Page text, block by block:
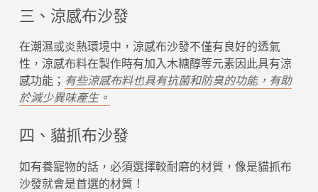
三、涼感布沙發
在潮濕或炎熱環境中，涼感布沙發不僅有良好的透氣
性，涼感布料在製作時有加入木糖醇等元素因此具有涼
感功能； 有些涼感布料也具有抗菌和防臭的功能，有助
於減少異味產生。
四、貓抓布沙發
如有養寵物的話，必須選擇較耐磨的材質，像是貓抓布
沙發就會是首選的材質！